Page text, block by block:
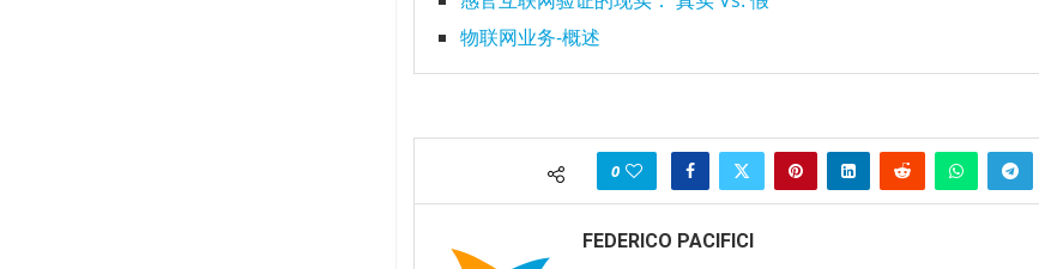
物联网业务-概述
0
FEDERICO PACIFICI